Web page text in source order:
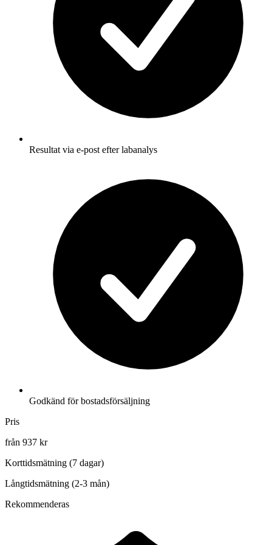
Resultat via e-post efter labanalys
Godkänd för bostadsförsäljning
Pris
från 937 kr
Korttidsmätning (7 dagar)
Långtidsmätning (2-3 mån)
Rekommenderas